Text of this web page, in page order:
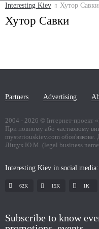
Interesting Kiev Хутор Савки
Хутор Савки
Partners Advertising
2004 - 2026 © Інтернет-проект
При повному або частковому
mysteriouskiev.com
Ліщук Ю.М. (legal business
Interesting Kiev in social media:
62K 15K 1К
Subscribe to know